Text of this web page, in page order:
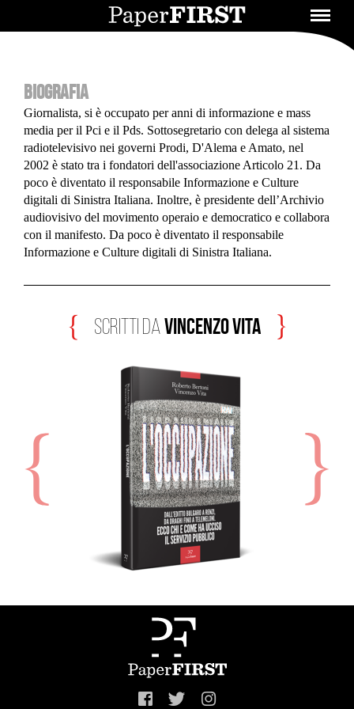
BIOGRAFIA
Giornalista, si è occupato per anni di informazione e mass
media per il Pci e il Pds. Sottosegretario con delega al sistema
radiotelevisivo nei governi Prodi, D'Alema e Amato, nel
2002 è stato tra i fondatori dell'associazione Articolo 21. Da
poco è diventato il responsabile Informazione e Culture
digitali di Sinistra Italiana. Inoltre, è presidente dell’Archivio
audiovisivo del movimento operaio e democratico e collabora
con il manifesto. Da poco è diventato il responsabile
Informazione e Culture digitali di Sinistra Italiana.
scritti daVincenzo Vita